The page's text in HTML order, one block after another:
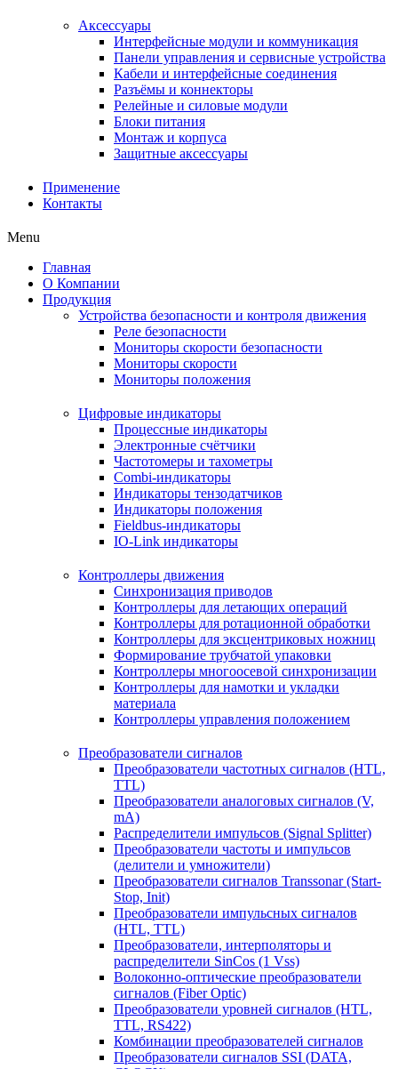
Аксессуары
Интерфейсные модули и коммуникация
Панели управления и сервисные устройства
Кабели и интерфейсные соединения
Разъёмы и коннекторы
Релейные и силовые модули
Блоки питания
Монтаж и корпуса
Защитные аксессуары
Применение
Контакты
Menu
Главная
О Компании
Продукция
Устройства безопасности и контроля движения
Реле безопасности
Мониторы скорости безопасности
Мониторы скорости
Мониторы положения
Цифровые индикаторы
Процессные индикаторы
Электронные счётчики
Частотомеры и тахометры
Combi-индикаторы
Индикаторы тензодатчиков
Индикаторы положения
Fieldbus-индикаторы
IO-Link индикаторы
Контроллеры движения
Синхронизация приводов
Контроллеры для летающих операций
Контроллеры для ротационной обработки
Контроллеры для эксцентриковых ножниц
Формирование трубчатой упаковки
Контроллеры многоосевой синхронизации
Контроллеры для намотки и укладки
материала
Контроллеры управления положением
Преобразователи сигналов
Преобразователи частотных сигналов (HTL,
TTL)
Преобразователи аналоговых сигналов (V,
mA)
Распределители импульсов (Signal Splitter)
Преобразователи частоты и импульсов
(делители и умножители)
Преобразователи сигналов Transsonar (Start-
Stop, Init)
Преобразователи импульсных сигналов
(HTL, TTL)
Преобразователи, интерполяторы и
распределители SinCos (1 Vss)
Волоконно-оптические преобразователи
сигналов (Fiber Optic)
Преобразователи уровней сигналов (HTL,
TTL, RS422)
Комбинации преобразователей сигналов
Преобразователи сигналов SSI (DATA,